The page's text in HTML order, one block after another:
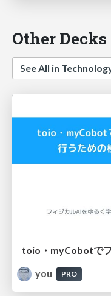
Other
See All in
you
PRO